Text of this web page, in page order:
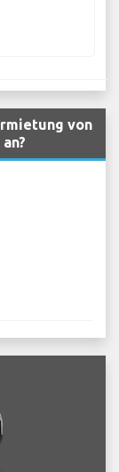
von